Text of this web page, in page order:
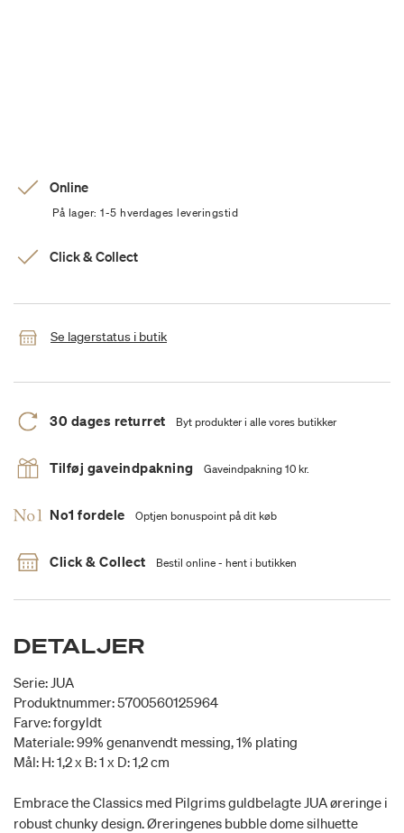
Online
På lager: 1-5 hverdages leveringstid
Click & Collect
Se lagerstatus i butik
30 dages returret Byt produkter i alle vores butikker
Tilføj gaveindpakning Gaveindpakning 10 kr.
No1 fordele Optjen bonuspoint på dit køb
Click & Collect Bestil online - hent i butikken
DETALJER
Serie: JUA
Produktnummer: 5700560125964
Farve: forgyldt
Materiale: 99% genanvendt messing, 1% plating
Mål: H: 1,2 x B: 1 x D: 1,2 cm
Embrace the Classics med Pilgrims guldbelagte JUA øreringe i
robust chunky design. Øreringenes bubble dome silhuette